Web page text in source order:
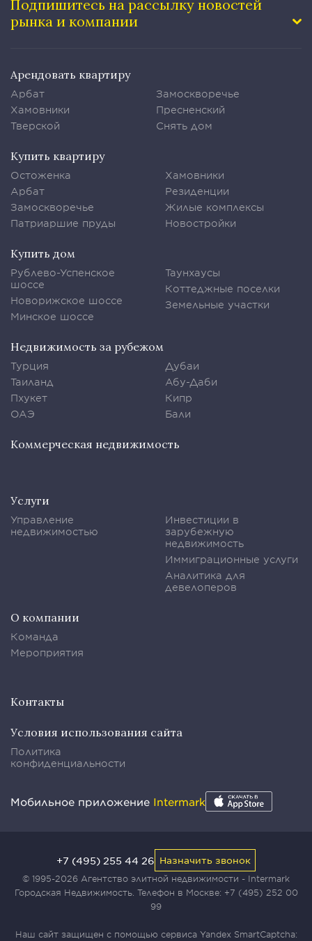
Подпишитесь на рассылку новостей
рынка и компании
Арендовать квартиру
Арбат
Хамовники
Тверской
Замоскворечье
Пресненский
Снять дом
Купить квартиру
Остоженка
Арбат
Замоскворечье
Патриаршие пруды
Хамовники
Резиденции
Жилые комплексы
Новостройки
Купить дом
Рублево-Успенское
шоссе
Новорижское шоссе
Минское шоссе
Таунхаусы
Коттеджные поселки
Земельные участки
Недвижимость за рубежом
Турция
Таиланд
Пхукет
ОАЭ
Дубаи
Абу-Даби
Кипр
Бали
Коммерческая недвижимость
Услуги
Управление
недвижимостью
Инвестиции в
зарубежную
недвижимость
Иммиграционные услуги
Аналитика для
девелоперов
О компании
Команда
Мероприятия
Контакты
Условия использования сайта
Политика
конфиденциальности
Мобильное приложение Intermark
© 1995-2026 Агентство элитной недвижимости - Intermark
Городская Недвижимость. Телефон в Москве: +7 (495) 252 00
99
Наш сайт защищен с помощью сервиса Yandex SmartCaptcha:
+7 (495) 255 44 26 Назначить звонок